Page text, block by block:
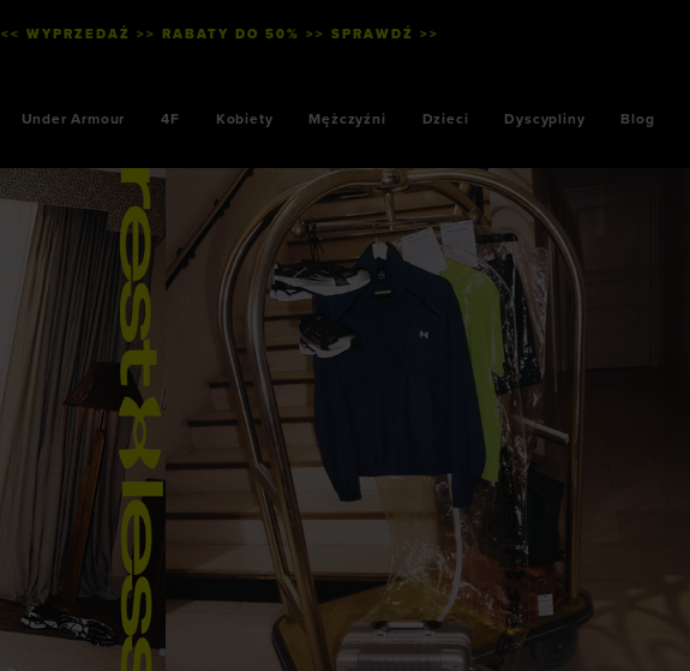
<< WYPRZEDAŻ >> RABATY DO 50% >> SPRAWDŹ >>
Under Armour 4F Kobiety Mężczyźni Dzieci Dyscypliny Blog